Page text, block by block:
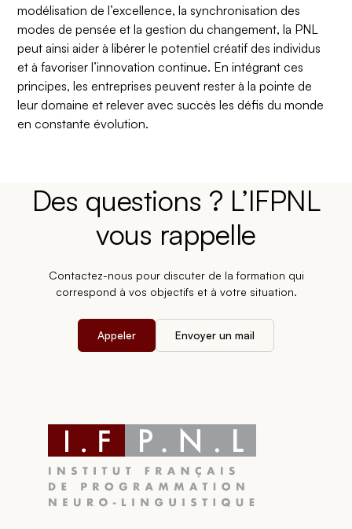
modélisation de l’excellence, la synchronisation des
modes de pensée et la gestion du changement, la PNL
peut ainsi aider à libérer le potentiel créatif des individus
et à favoriser l’innovation continue. En intégrant ces
principes, les entreprises peuvent rester à la pointe de
leur domaine et relever avec succès les défis du monde
en constante évolution.
Des questions ? L’IFPNL
vous rappelle
Contactez-nous pour discuter de la formation qui
correspond à vos objectifs et à votre situation.
Appeler Envoyer un mail